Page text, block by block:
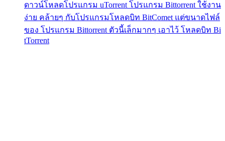
ดาวน์โหลดโปรแกรม uTorrent โปรแกรม Bittorrent ใช้งาน
ง่าย คล้ายๆ กับโปรแกรมโหลดบิท BitComet แต่ขนาดไฟล์
ของ โปรแกรม Bittorrent ตัวนี้เล็กมากๆ เอาไว้ โหลดบิท Bi
tTorrent